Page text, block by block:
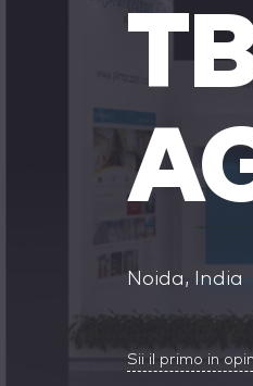
Noida, India
Sii il primo in